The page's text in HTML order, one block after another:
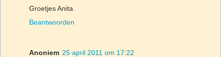
Groetjes Anita
Beantwoorden
Anoniem 25 april 2011 om 17:22